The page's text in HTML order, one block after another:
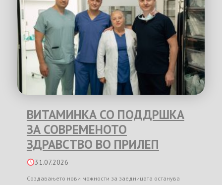
ВИТАМИНКА СО ПОДДРШКА
ЗА СОВРЕМЕНОТО
ЗДРАВСТВО ВО ПРИЛЕП
31.07.2026
Создавањето нови можности за заедницата останува